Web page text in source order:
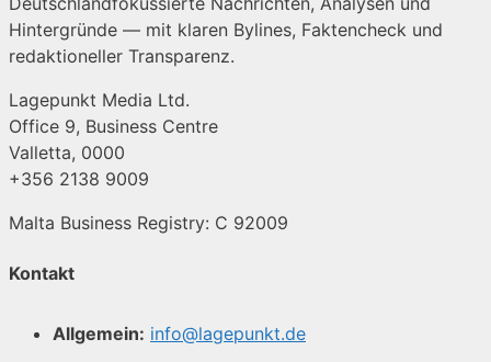
Hintergründe — mit klaren Bylines, Faktencheck und
redaktioneller Transparenz.
Lagepunkt Media Ltd.
Office 9, Business Centre
Valletta, 0000
+356 2138 9009
Malta Business Registry: C 92009
Kontakt
Allgemein: info@lagepunkt.de